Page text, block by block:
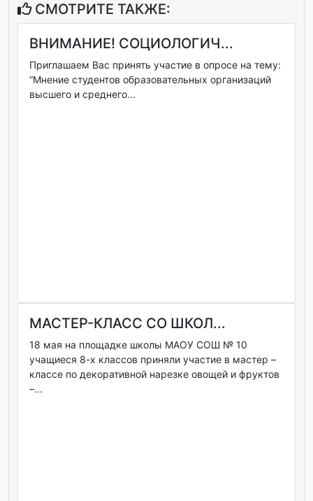
СМОТРИТЕ ТАКЖЕ:
ВНИМАНИЕ! СОЦИОЛОГИЧ...
Приглашаем Вас принять участие в опросе на тему:
“Мнение студентов образовательных организаций
высшего и среднего...
МАСТЕР-КЛАСС СО ШКОЛ...
18 мая на площадке школы МАОУ СОШ № 10
учащиеся 8-х классов приняли участие в мастер –
классе по декоративной нарезке овощей и фруктов
–...